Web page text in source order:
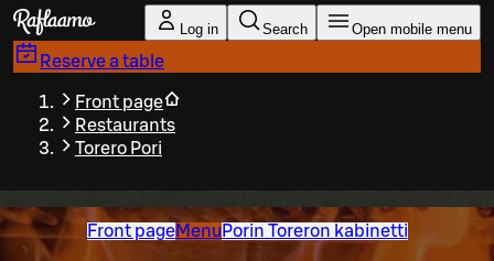
Skip to main content
Log in Search Open mobile menu
Reserve a table
Front page
Restaurants
Torero Pori
Front pageMenu Porin Toreron kabinetti